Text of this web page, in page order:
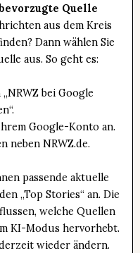
Quelle
aus dem Kreis
Dann wählen Sie
aus. So geht es:
bei Google
Google-Konto an.
neben NRWZ.de.
passende aktuelle
„Top Stories“ an. Die
welche Quellen
KI-Modus hervorhebt.
wieder ändern.